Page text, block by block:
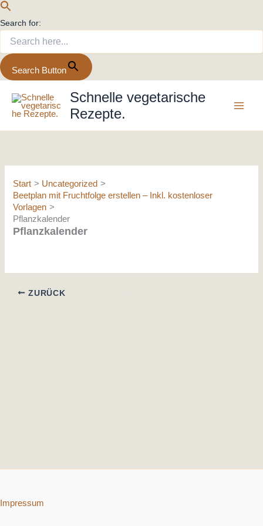
Search for:
Search Button
Inhalt
springen
Schnelle vegetarische
Rezepte.
Start
Uncategorized
Beetplan mit Fruchtfolge erstellen – Inkl. kostenloser
Vorlagen
Pflanzkalender
Pflanzkalender
ZURÜCK
Impressum